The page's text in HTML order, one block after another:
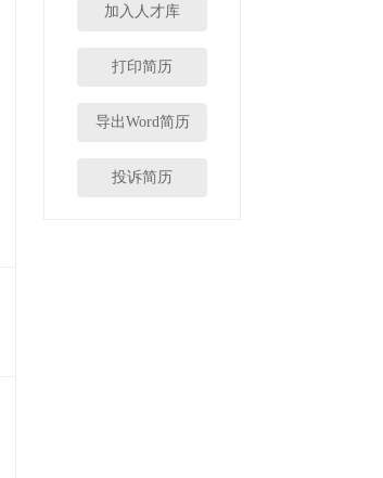
加入人才库
打印简历
导出Word简历
投诉简历